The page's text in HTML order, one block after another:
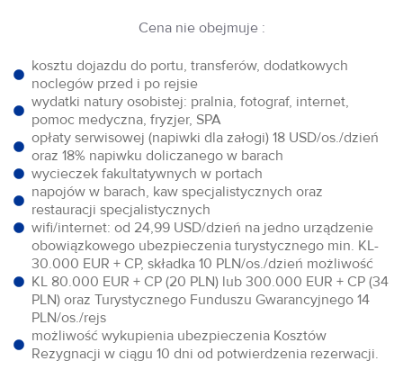
Cena nie obejmuje :
kosztu dojazdu do portu, transferów, dodatkowych
noclegów przed i po rejsie
wydatki natury osobistej: pralnia, fotograf, internet,
pomoc medyczna, fryzjer, SPA
opłaty serwisowej (napiwki dla załogi) 18 USD/os./dzień
oraz 18% napiwku doliczanego w barach
wycieczek fakultatywnych w portach
napojów w barach, kaw specjalistycznych oraz
restauracji specjalistycznych
wifi/internet: od 24,99 USD/dzień na jedno urządzenie
obowiązkowego ubezpieczenia turystycznego min. KL-
30.000 EUR + CP, składka 10 PLN/os./dzień możliwość
KL 80.000 EUR + CP (20 PLN) lub 300.000 EUR + CP (34
PLN) oraz Turystycznego Funduszu Gwarancyjnego 14
PLN/os./rejs
możliwość wykupienia ubezpieczenia Kosztów
Rezygnacji w ciągu 10 dni od potwierdzenia rezerwacji.